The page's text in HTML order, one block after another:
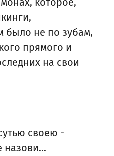
было не по зубам,
прямого и
на свои
своею -
назови...